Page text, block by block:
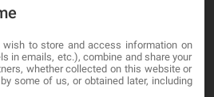
wish to store and access information on
in emails, etc.), combine and share your
whether collected on this website or
some of us, or obtained later, including